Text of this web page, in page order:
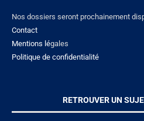
Nos dossiers seront prochainement
Contact
Mentions légales
Politique de confidentialité
RETROUVER UN